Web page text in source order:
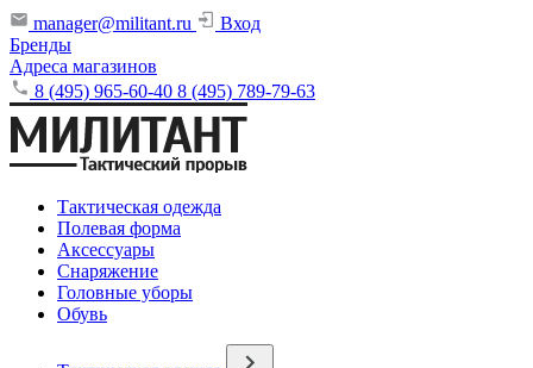
manager@militant.ru
Вход
Бренды
Адреса магазинов
8 (495) 965-60-40 8 (495) 789-79-63
Тактическая одежда
Полевая форма
Аксессуары
Снаряжение
Головные уборы
Обувь